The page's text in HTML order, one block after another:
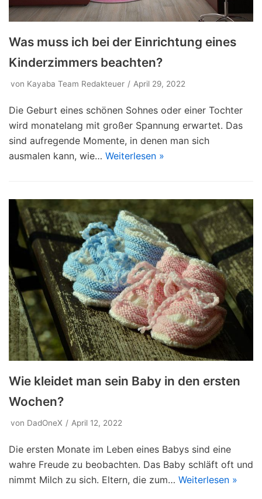
Was muss ich bei der Einrichtung eines
Kinderzimmers beachten?
von Kayaba Team Redakteuer April 29, 2022
Die Geburt eines schönen Sohnes oder einer Tochter
wird monatelang mit großer Spannung erwartet. Das
sind aufregende Momente, in denen man sich
ausmalen kann, wie… Weiterlesen »
Wie kleidet man sein Baby in den ersten
Wochen?
von DadOneX April 12, 2022
Die ersten Monate im Leben eines Babys sind eine
wahre Freude zu beobachten. Das Baby schläft oft und
nimmt Milch zu sich. Eltern, die zum… Weiterlesen »